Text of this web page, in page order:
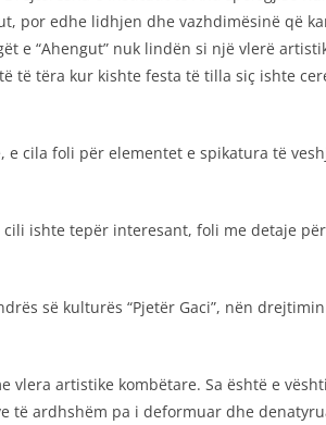
por edhe lidhjen dhe vazhdimësinë që
e “Ahengut” nuk lindën si një vlerë
të tëra kur kishte festa të tilla siç ishte
cila foli për elementet e spikatura të
ishte tepër interesant, foli me detaje
së kulturës “Pjetër Gaci”, nën
vlera artistike kombëtare. Sa është e
të ardhshëm pa i deformuar dhe